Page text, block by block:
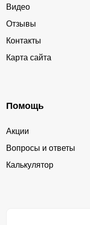
Видео
Отзывы
Контакты
Карта сайта
Помощь
Акции
Вопросы и ответы
Калькулятор